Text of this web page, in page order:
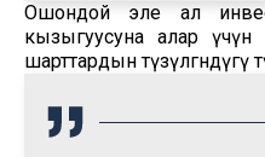
Ошондой эле ал
кызыгуусуна алар үчүн
шарттардын түзүлгөндүгү